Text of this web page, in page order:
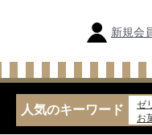
新規会
人気のキーワード ゼ
お